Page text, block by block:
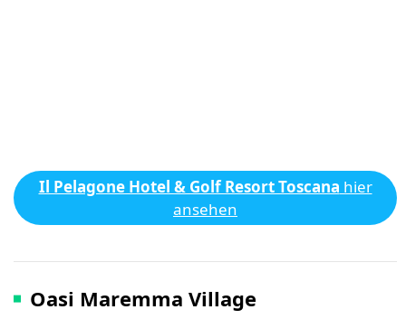
Il Pelagone Hotel & Golf Resort Toscana hier
ansehen
Oasi Maremma Village